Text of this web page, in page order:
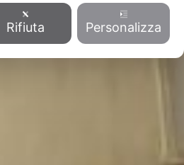
Rifiuta Personalizza